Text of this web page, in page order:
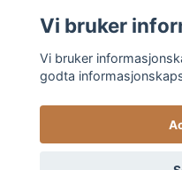
©
Vi bruker
Vi bruker
godta